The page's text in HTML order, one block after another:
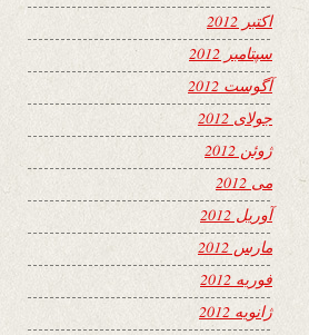
اکتبر 2012
سپتامبر 2012
آگوست 2012
جولای 2012
ژوئن 2012
می 2012
آوریل 2012
مارس 2012
فوریه 2012
ژانویه 2012